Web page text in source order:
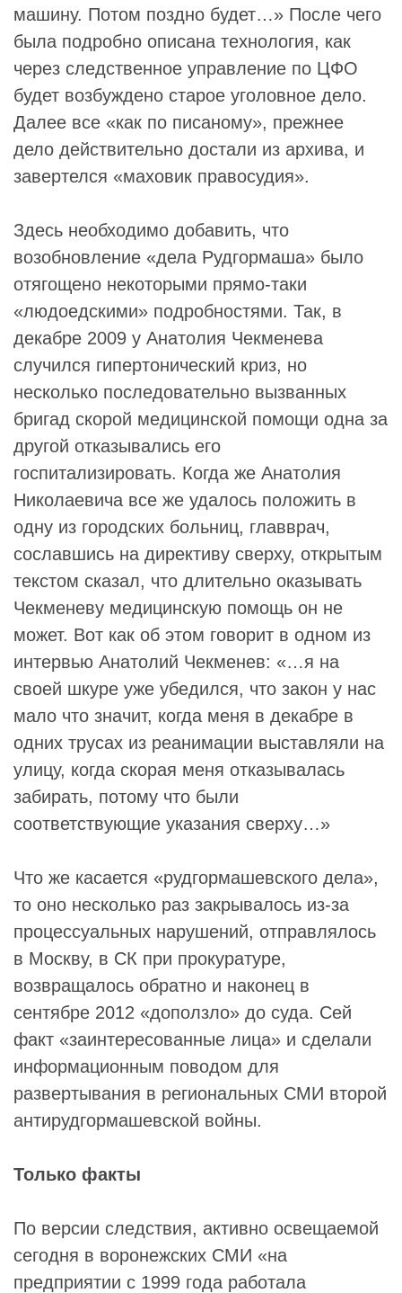
машину. Потом поздно будет…» После чего
была подробно описана технология, как
через следственное управление по ЦФО
будет возбуждено старое уголовное дело.
Далее все «как по писаному», прежнее
дело действительно достали из архива, и
завертелся «маховик правосудия».
Здесь необходимо добавить, что
возобновление «дела Рудгормаша» было
отягощено некоторыми прямо-таки
«людоедскими» подробностями. Так, в
декабре 2009 у Анатолия Чекменева
случился гипертонический криз, но
несколько последовательно вызванных
бригад скорой медицинской помощи одна за
другой отказывались его
госпитализировать. Когда же Анатолия
Николаевича все же удалось положить в
одну из городских больниц, главврач,
сославшись на директиву сверху, открытым
текстом сказал, что длительно оказывать
Чекменеву медицинскую помощь он не
может. Вот как об этом говорит в одном из
интервью Анатолий Чекменев: «…я на
своей шкуре уже убедился, что закон у нас
мало что значит, когда меня в декабре в
одних трусах из реанимации выставляли на
улицу, когда скорая меня отказывалась
забирать, потому что были
соответствующие указания сверху…»
Что же касается «рудгормашевского дела»,
то оно несколько раз закрывалось из-за
процессуальных нарушений, отправлялось
в Москву, в СК при прокуратуре,
возвращалось обратно и наконец в
сентябре 2012 «доползло» до суда. Сей
факт «заинтересованные лица» и сделали
информационным поводом для
развертывания в региональных СМИ второй
антирудгормашевской войны.
Только факты
По версии следствия, активно освещаемой
сегодня в воронежских СМИ «на
предприятии с 1999 года работала